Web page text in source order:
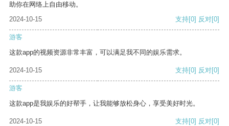
助你在网络上自由移动。
2024-10-15
支持[0] 反对[0]
游客
这款app的视频资源非常丰富，可以满足我不同的娱乐需求。
2024-10-15 支持[0] 反对[0]
游客
这款app是我娱乐的好帮手，让我能够放松身心，享受美好时光。
2024-10-15 支持[0] 反对[0]